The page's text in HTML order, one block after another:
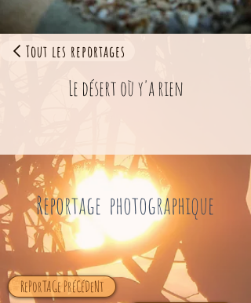
Tout les reportages
Le désert où y'a rien
Reportage photographique
RePorTAGe PréCéDeNt